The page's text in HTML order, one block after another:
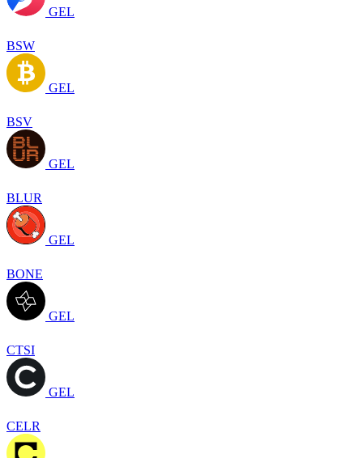
GEL
BSW
GEL
BSV
GEL
BLUR
GEL
BONE
GEL
CTSI
GEL
CELR